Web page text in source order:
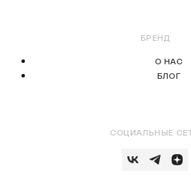
СОЦИАЛЬНЫЕ
БРЕНД
О НАС
БЛОГ